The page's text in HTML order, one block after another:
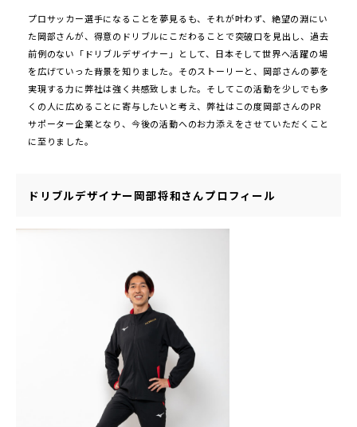
プロサッカー選手になることを夢見るも、それが叶わず、絶望の淵にい
た岡部さんが、得意のドリブルにこだわることで突破口を見出し、過去
前例のない「ドリブルデザイナー」として、日本そして世界へ活躍の場
を広げていった背景を知りました。そのストーリーと、岡部さんの夢を
実現する力に弊社は強く共感致しました。そしてこの活動を少しでも多
くの人に広めることに寄与したいと考え、弊社はこの度岡部さんのPR
サポーター企業となり、今後の活動へのお力添えをさせていただくこと
に至りました。
ドリブルデザイナー岡部将和さんプロフィール